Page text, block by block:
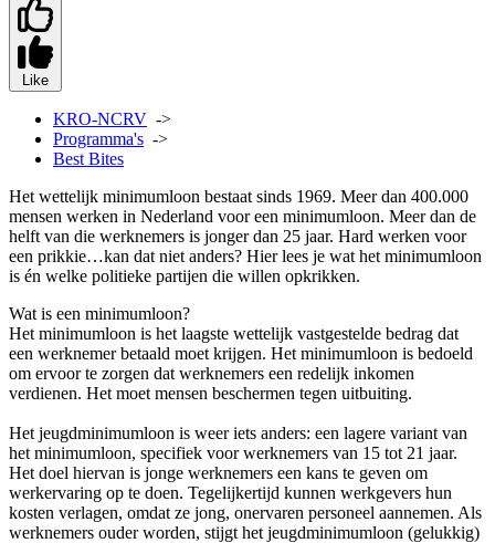
Like
KRO-NCRV ->
Programma's ->
Best Bites
Het wettelijk minimumloon bestaat sinds 1969. Meer dan 400.000
mensen werken in Nederland voor een minimumloon. Meer dan de
helft van die werknemers is jonger dan 25 jaar. Hard werken voor
een prikkie…kan dat niet anders? Hier lees je wat het minimumloon
is én welke politieke partijen die willen opkrikken.
Wat is een minimumloon?
Het minimumloon is het laagste wettelijk vastgestelde bedrag dat
een werknemer betaald moet krijgen. Het minimumloon is bedoeld
om ervoor te zorgen dat werknemers een redelijk inkomen
verdienen. Het moet mensen beschermen tegen uitbuiting.
Het jeugdminimumloon is weer iets anders: een lagere variant van
het minimumloon, specifiek voor werknemers van 15 tot 21 jaar.
Het doel hiervan is jonge werknemers een kans te geven om
werkervaring op te doen. Tegelijkertijd kunnen werkgevers hun
kosten verlagen, omdat ze jong, onervaren personeel aannemen. Als
werknemers ouder worden, stijgt het jeugdminimumloon (gelukkig)